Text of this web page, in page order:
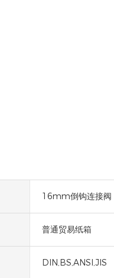
16mm倒钩连接阀
普通贸易纸箱
DIN,BS,ANSI,JIS